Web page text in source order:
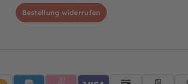
Bestellung widerrufen
MastercardPayPalBlueSofort